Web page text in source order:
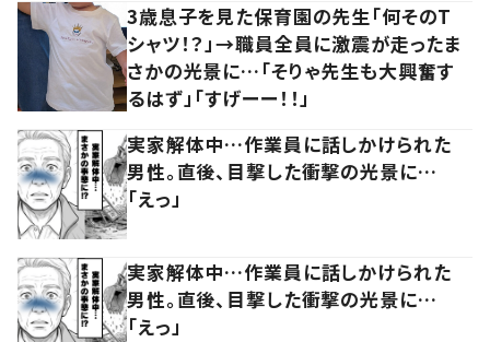
3歳息子を見た保育園の先生「何そのT
シャツ！？」→職員全員に激震が走ったま
さかの光景に…「そりゃ先生も大興奮す
るはず」「すげーー！！」
実家解体中…作業員に話しかけられた
男性。直後、目撃した衝撃の光景に…
「えっ」
実家解体中…作業員に話しかけられた
男性。直後、目撃した衝撃の光景に…
「えっ」